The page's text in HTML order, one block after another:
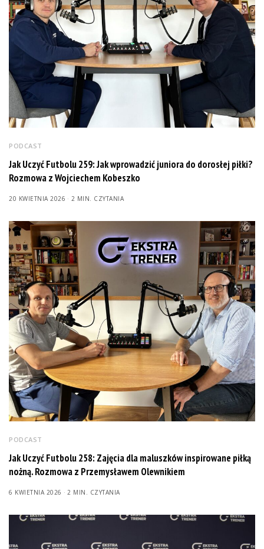
PODCAST
Jak Uczyć Futbolu 259: Jak wprowadzić juniora do dorosłej piłki?
Rozmowa z Wojciechem Kobeszko
20 KWIETNIA 2026 2 MIN. CZYTANIA
PODCAST
Jak Uczyć Futbolu 258: Zajęcia dla maluszków inspirowane piłką
nożną. Rozmowa z Przemysławem Olewnikiem
6 KWIETNIA 2026 2 MIN. CZYTANIA